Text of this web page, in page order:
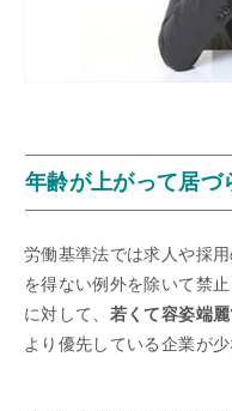
年齢が上がって居づ
労働基準法では求人や採
を得ない例外を除いて禁
に対して、 若くて容姿端
より優先している企業が少